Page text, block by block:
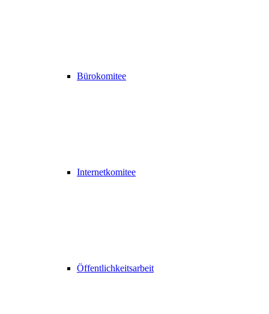
Bürokomitee
Internetkomitee
Öffentlichkeitsarbeit